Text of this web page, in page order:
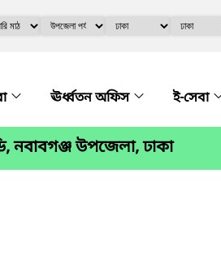
ঊর্ধ্বতন অফিস ই-সেবা
নবাবগঞ্জ উপজেলা, ঢাকা